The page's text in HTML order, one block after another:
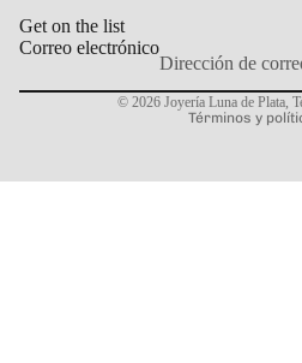
Get on the list
Correo electrónico
© 2026 Joyería Luna de Plata
Términos y
Política de privacidad